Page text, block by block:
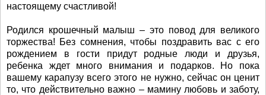
настоящему счастливой!
Родился крошечный малыш – это повод для великого
торжества! Без сомнения, чтобы поздравить вас с его
рождением в гости придут родные люди и друзья,
ребенка ждет много внимания и подарков. Но пока
вашему карапузу всего этого не нужно, сейчас он ценит
то, что действительно важно – мамину любовь и заботу,